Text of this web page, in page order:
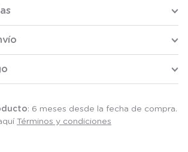
: 6 meses desde la fecha de compra.
Términos y condiciones